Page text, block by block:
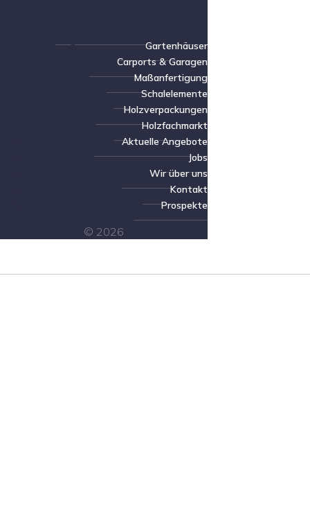
Gartenhäuser
Carports & Garagen
Maßanfertigung
Schalelemente
Holzverpackungen
Holzfachmarkt
Aktuelle Angebote
Jobs
Wir über uns
Kontakt
Prospekte
© 2026